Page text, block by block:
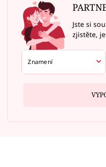
Jste si
zjistěte,